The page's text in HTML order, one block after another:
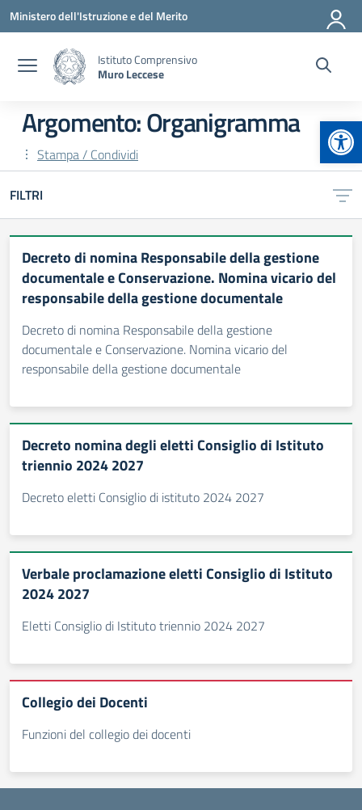
Vai ai contenuti
Vai al menu di navigazione
Vai al footer
Ministero dell'Istruzione e del Merito
Istituto Comprensivo
Muro Leccese
Argomento: Organigramma
Stampa / Condividi
FILTRI
Decreto di nomina Responsabile della gestione
documentale e Conservazione. Nomina vicario del
responsabile della gestione documentale
Decreto di nomina Responsabile della gestione
documentale e Conservazione. Nomina vicario del
responsabile della gestione documentale
Decreto nomina degli eletti Consiglio di Istituto
triennio 2024 2027
Decreto eletti Consiglio di istituto 2024 2027
Verbale proclamazione eletti Consiglio di Istituto
2024 2027
Eletti Consiglio di Istituto triennio 2024 2027
Collegio dei Docenti
Funzioni del collegio dei docenti